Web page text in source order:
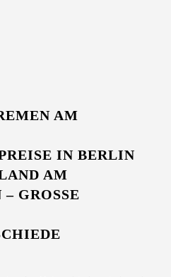
AM
IN BERLIN
AM
GROSSE R